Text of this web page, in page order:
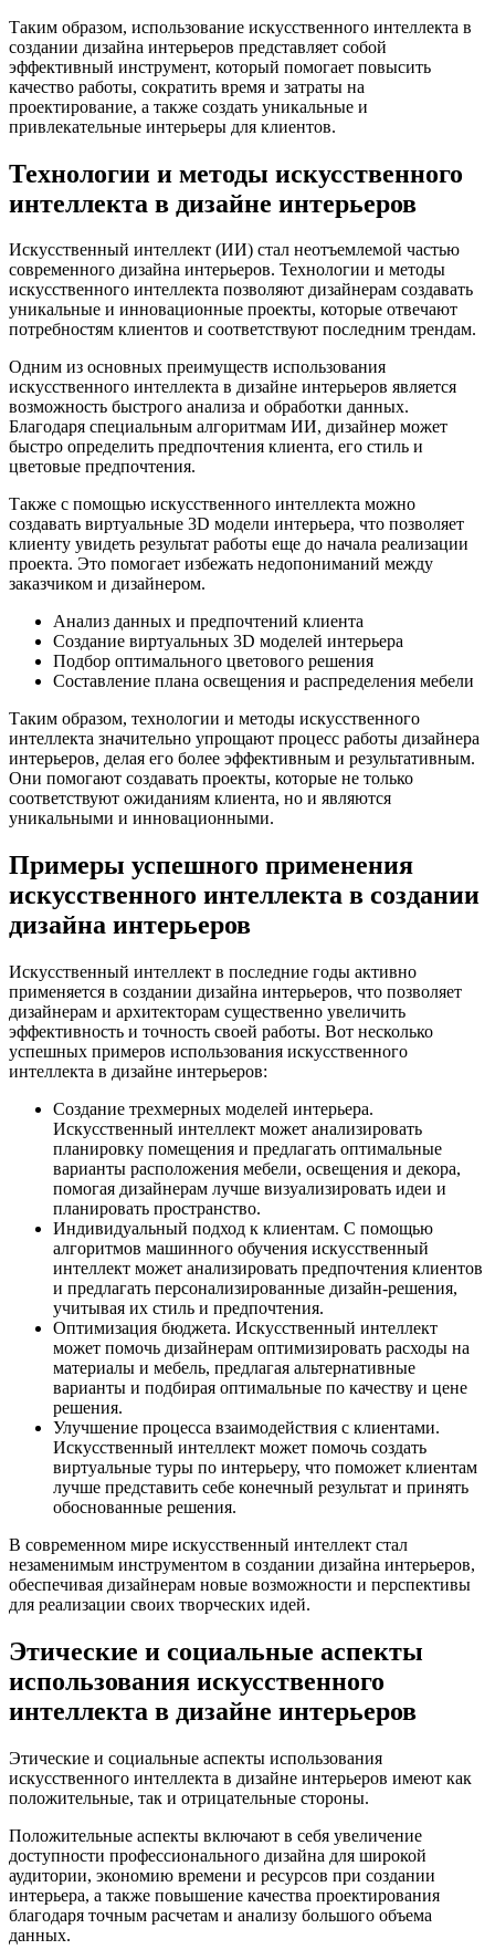
Таким образом, использование искусственного интеллекта в
создании дизайна интерьеров представляет собой
эффективный инструмент, который помогает повысить
качество работы, сократить время и затраты на
проектирование, а также создать уникальные и
привлекательные интерьеры для клиентов.
Технологии и методы искусственного
интеллекта в дизайне интерьеров
Искусственный интеллект (ИИ) стал неотъемлемой частью
современного дизайна интерьеров. Технологии и методы
искусственного интеллекта позволяют дизайнерам создавать
уникальные и инновационные проекты, которые отвечают
потребностям клиентов и соответствуют последним трендам.
Одним из основных преимуществ использования
искусственного интеллекта в дизайне интерьеров является
возможность быстрого анализа и обработки данных.
Благодаря специальным алгоритмам ИИ, дизайнер может
быстро определить предпочтения клиента, его стиль и
цветовые предпочтения.
Также с помощью искусственного интеллекта можно
создавать виртуальные 3D модели интерьера, что позволяет
клиенту увидеть результат работы еще до начала реализации
проекта. Это помогает избежать недопониманий между
заказчиком и дизайнером.
Анализ данных и предпочтений клиента
Создание виртуальных 3D моделей интерьера
Подбор оптимального цветового решения
Составление плана освещения и распределения мебели
Таким образом, технологии и методы искусственного
интеллекта значительно упрощают процесс работы дизайнера
интерьеров, делая его более эффективным и результативным.
Они помогают создавать проекты, которые не только
соответствуют ожиданиям клиента, но и являются
уникальными и инновационными.
Примеры успешного применения
искусственного интеллекта в создании
дизайна интерьеров
Искусственный интеллект в последние годы активно
применяется в создании дизайна интерьеров, что позволяет
дизайнерам и архитекторам существенно увеличить
эффективность и точность своей работы. Вот несколько
успешных примеров использования искусственного
интеллекта в дизайне интерьеров:
Создание трехмерных моделей интерьера.
Искусственный интеллект может анализировать
планировку помещения и предлагать оптимальные
варианты расположения мебели, освещения и декора,
помогая дизайнерам лучше визуализировать идеи и
планировать пространство.
Индивидуальный подход к клиентам. С помощью
алгоритмов машинного обучения искусственный
интеллект может анализировать предпочтения клиентов
и предлагать персонализированные дизайн-решения,
учитывая их стиль и предпочтения.
Оптимизация бюджета. Искусственный интеллект
может помочь дизайнерам оптимизировать расходы на
материалы и мебель, предлагая альтернативные
варианты и подбирая оптимальные по качеству и цене
решения.
Улучшение процесса взаимодействия с клиентами.
Искусственный интеллект может помочь создать
виртуальные туры по интерьеру, что поможет клиентам
лучше представить себе конечный результат и принять
обоснованные решения.
В современном мире искусственный интеллект стал
незаменимым инструментом в создании дизайна интерьеров,
обеспечивая дизайнерам новые возможности и перспективы
для реализации своих творческих идей.
Этические и социальные аспекты
использования искусственного
интеллекта в дизайне интерьеров
Этические и социальные аспекты использования
искусственного интеллекта в дизайне интерьеров имеют как
положительные, так и отрицательные стороны.
Положительные аспекты включают в себя увеличение
доступности профессионального дизайна для широкой
аудитории, экономию времени и ресурсов при создании
интерьера, а также повышение качества проектирования
благодаря точным расчетам и анализу большого объема
данных.